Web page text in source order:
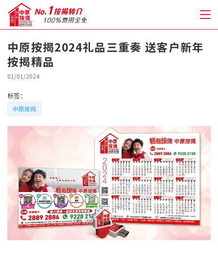
关于我们
人才房贷・开户优惠
私人贷款
优惠礼遇
新盘优越按揭优惠
中原按揭2024礼品三重奏 送客户新年
按揭精品
01/01/2024
标签：
中原按揭